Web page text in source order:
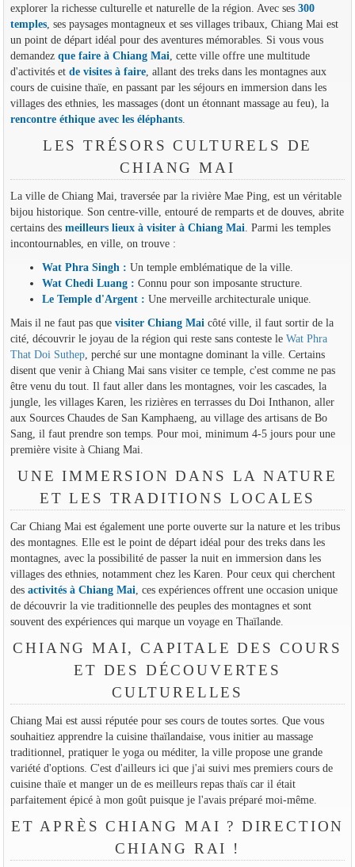
explorer la richesse culturelle et naturelle de la région. Avec ses 300
temples, ses paysages montagneux et ses villages tribaux, Chiang Mai est
un point de départ idéal pour des aventures mémorables. Si vous vous
demandez que faire à Chiang Mai , cette ville offre une multitude
d'activités et de visites à faire, allant des treks dans les montagnes aux
cours de cuisine thaïe, en passant par les séjours en immersion dans les
villages des ethnies, les massages (dont un étonnant massage au feu), la
rencontre éthique avec les éléphants.
LES TRÉSORS CULTURELS DE
CHIANG MAI
La ville de Chiang Mai, traversée par la rivière Mae Ping, est un véritable
bijou historique. Son centre-ville, entouré de remparts et de douves, abrite
certains des meilleurs lieux à visiter à Chiang Mai . Parmi les temples
incontournables, en ville, on trouve :
Wat Phra Singh : Un temple emblématique de la ville.
Wat Chedi Luang : Connu pour son imposante structure.
Le Temple d'Argent : Une merveille architecturale unique.
Mais il ne faut pas que visiter Chiang Mai côté ville, il faut sortir de la
cité, découvrir le joyau de la région qui reste sans conteste le Wat Phra
That Doi Suthep, perché sur une montagne dominant la ville. Certains
disent que venir à Chiang Mai sans visiter ce temple, c'est comme ne pas
être venu du tout. Il faut aller dans les montagnes, voir les cascades, la
jungle, les villages Karen, les rizières en terrasses du Doi Inthanon, aller
aux Sources Chaudes de San Kamphaeng, au village des artisans de Bo
Sang, il faut prendre son temps. Pour moi, minimum 4-5 jours pour une
première visite à Chiang Mai.
UNE IMMERSION DANS LA NATURE
ET LES TRADITIONS LOCALES
Car Chiang Mai est également une porte ouverte sur la nature et les tribus
des montagnes. Elle est le point de départ idéal pour des treks dans les
montagnes, avec la possibilité de passer la nuit en immersion dans les
villages des ethnies, notamment chez les Karen. Pour ceux qui cherchent
des activités à Chiang Mai , ces expériences offrent une occasion unique
de découvrir la vie traditionnelle des peuples des montagnes et sont
souvent des expériences qui marque un voyage en Thaïlande.
CHIANG MAI, CAPITALE DES COURS
ET DES DÉCOUVERTES
CULTURELLES
Chiang Mai est aussi réputée pour ses cours de toutes sortes. Que vous
souhaitiez apprendre la cuisine thaïlandaise, vous initier au massage
traditionnel, pratiquer le yoga ou méditer, la ville propose une grande
variété d'options. C'est d'ailleurs ici que j'ai suivi mes premiers cours de
cuisine thaïe et manger un de es meilleurs repas thaïs car il était
parfaitement épicé à mon goût puisque je l'avais préparé moi-même.
ET APRÈS CHIANG MAI ? DIRECTION
CHIANG RAI !